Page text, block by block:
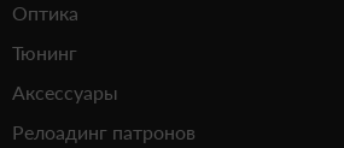
Оптика
Тюнинг
Аксессуары
Релоадинг патронов